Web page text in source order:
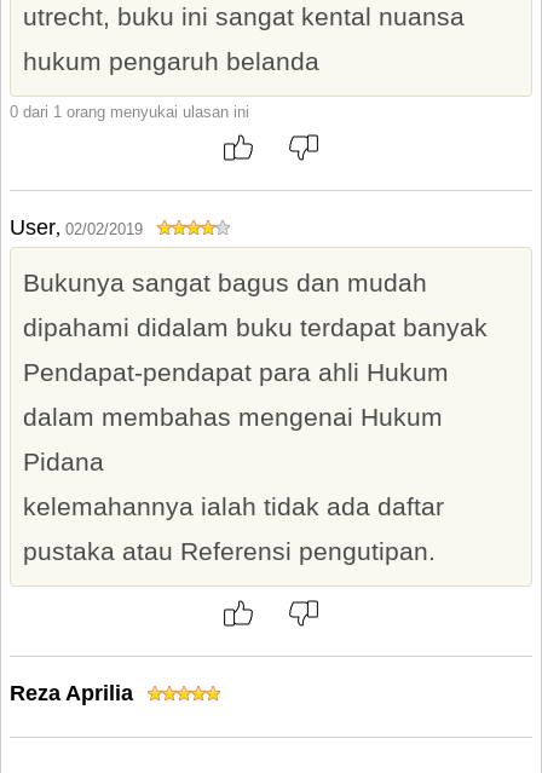
utrecht, buku ini sangat kental nuansa
hukum pengaruh belanda
0 dari 1 orang menyukai ulasan ini
User, 02/02/2019
Bukunya sangat bagus dan mudah
dipahami didalam buku terdapat banyak
Pendapat-pendapat para ahli Hukum
dalam membahas mengenai Hukum
Pidana
kelemahannya ialah tidak ada daftar
pustaka atau Referensi pengutipan.
Reza Aprilia